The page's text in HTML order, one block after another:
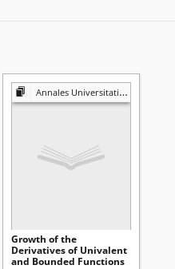
Annales Universitatis Mariae Curie-Skłodowska. Sectio A, Mathematica
Growth of the
Derivatives of Univalent
and Bounded Functions